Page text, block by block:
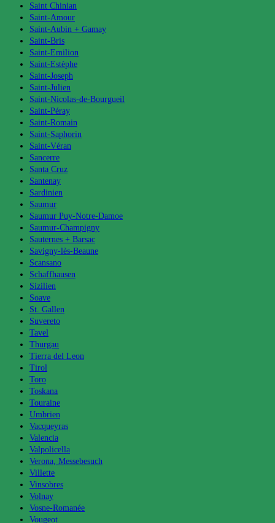
Saint Chinian
Saint-Amour
Saint-Aubin + Gamay
Saint-Bris
Saint-Emilion
Saint-Estèphe
Saint-Joseph
Saint-Julien
Saint-Nicolas-de-Bourgueil
Saint-Péray
Saint-Romain
Saint-Saphorin
Saint-Véran
Sancerre
Santa Cruz
Santenay
Sardinien
Saumur
Saumur Puy-Notre-Damoe
Saumur-Champigny
Sauternes + Barsac
Savigny-lès-Beaune
Scansano
Schaffhausen
Sizilien
Soave
St. Gallen
Suvereto
Tavel
Thurgau
Tierra del Leon
Tirol
Toro
Toskana
Touraine
Umbrien
Vacqueyras
Valencia
Valpolicella
Verona, Messebesuch
Villette
Vinsobres
Volnay
Vosne-Romanée
Vougeot